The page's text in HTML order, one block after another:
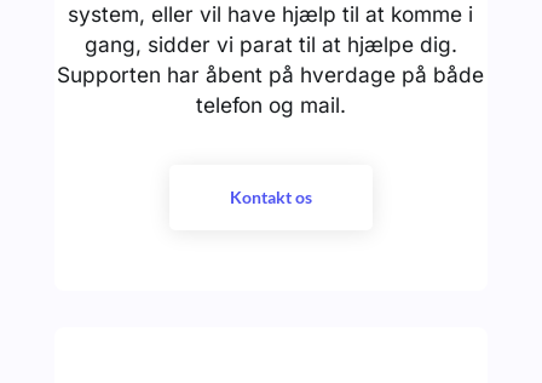
system, eller vil have hjælp til at komme i
gang, sidder vi parat til at hjælpe dig.
Supporten har åbent på hverdage på både
telefon og mail.
Kontakt os